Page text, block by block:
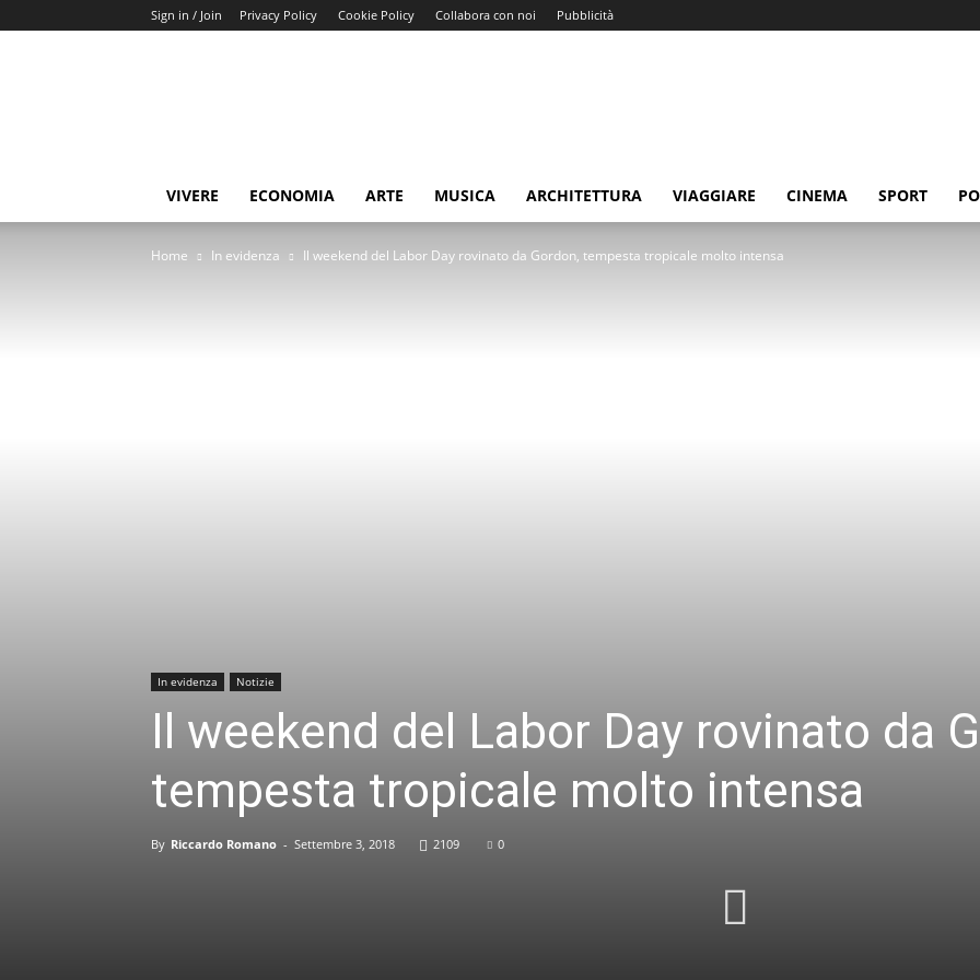
Sign in / Join Privacy Policy Cookie Policy Collabora con noi Pubblicità
VIVERE ECONOMIA ARTE MUSICA ARCHITETTURA VIAGGIARE CINEMA SPORT
Home In evidenza Il weekend del Labor Day rovinato da Gordon, tempesta tropicale molto intensa
In evidenza Notizie
Il weekend del Labor Day rovinato da
tempesta tropicale molto intensa
By Riccardo Romano - Settembre 3, 2018 2109 0